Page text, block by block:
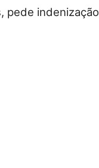
pede indenização